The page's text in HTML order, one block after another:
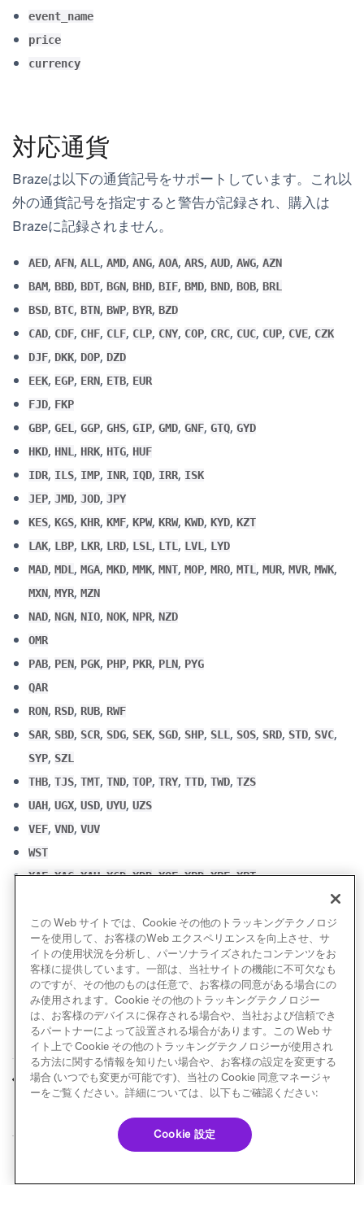
event_name
price
currency
対応通貨
Brazeは以下の通貨記号をサポートしています。これ以
外の通貨記号を指定すると警告が記録され、購入は
Brazeに記録されません。
AED, AFN, ALL , AMD, ANG, AOA, ARS, AUD, AWG, AZN
BAM, BBD, BDT, BGN, BHD, BIF, BMD, BND, BOB, BRL
BSD, BTC, BTN, BWP, BYR, BZD
CAD, CDF, CHF, CLF, CLP, CNY, COP, CRC, CUC, CUP, CVE, CZK
DJF, DKK, DOP, DZD
EEK, EGP, ERN, ETB, EUR
FJD, FKP
GBP, GEL , GGP, GHS, GIP, GMD, GNF, GTQ, GYD
HKD, HNL , HRK, HTG, HUF
IDR, ILS, IMP, INR, IQD, IRR, ISK
JEP, JMD, JOD, JPY
KES, KGS, KHR, KMF, KPW, KRW, KWD, KYD, KZT
LAK, LBP, LKR, LRD, LSL , LTL , LVL , LYD
MAD, MDL , MGA, MKD, MMK, MNT, MOP, MRO, MTL , MUR, MVR, MWK,
MXN, MYR, MZN
NAD, NGN, NIO, NOK, NPR, NZD
OMR
PAB, PEN, PGK, PHP, PKR, PLN, PYG
QAR
RON, RSD, RUB, RWF
SAR, SBD, SCR, SDG, SEK, SGD, SHP, SLL , SOS, SRD, STD, SVC,
SYP, SZL
THB, TJS, TMT, TND, TOP, TRY, TTD, TWD, TZS
UAH, UGX, USD, UYU, UZS
VEF, VND, VUV
WST
XAF,XAG,XAU,XCD,XDR,XOF,XPD,XPF,XPT
ZAR,ZMK,ZMW ,ZWL
前へ カスタムイベントを
ログに記録する
次へ
eコマースイベントの
© Braze. All Rights Reserved Privacy Policy
この Web サイトでは、Cookie その他のトラッキングテクノロジ
ーを使用して、お客様のWeb エクスペリエンスを向上させ、サ
イトの使用状況を分析し、パーソナライズされたコンテンツをお
客様に提供しています。一部は、当社サイトの機能に不可欠なも
のですが、その他のものは任意で、お客様の同意がある場合にの
み使用されます。Cookie その他のトラッキングテクノロジー
は、お客様のデバイスに保存される場合や、当社および信頼でき
るパートナーによって設置される場合があります。この Web サ
イト上で Cookie その他のトラッキングテクノロジーが使用され
る方法に関する情報を知りたい場合や、お客様の設定を変更する
場合 (いつでも変更が可能です)、当社の Cookie 同意マネージャ
ーをご覧ください。詳細については、以下もご確認ください:
Cookie 設定